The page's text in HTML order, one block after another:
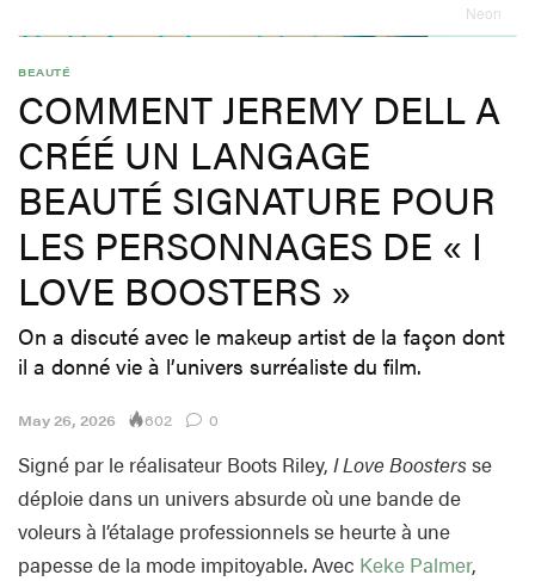
Neon
BEAUTÉ
COMMENT JEREMY DELL A
CRÉÉ UN LANGAGE
BEAUTÉ SIGNATURE POUR
LES PERSONNAGES DE « I
LOVE BOOSTERS »
On a discuté avec le makeup artist de la façon dont
il a donné vie à l’univers surréaliste du film.
May 26, 2026 602 0
Signé par le réalisateur Boots Riley, I Love Boosters se
déploie dans un univers absurde où une bande de
voleurs à l’étalage professionnels se heurte à une
papesse de la mode impitoyable. Avec Keke Palmer,